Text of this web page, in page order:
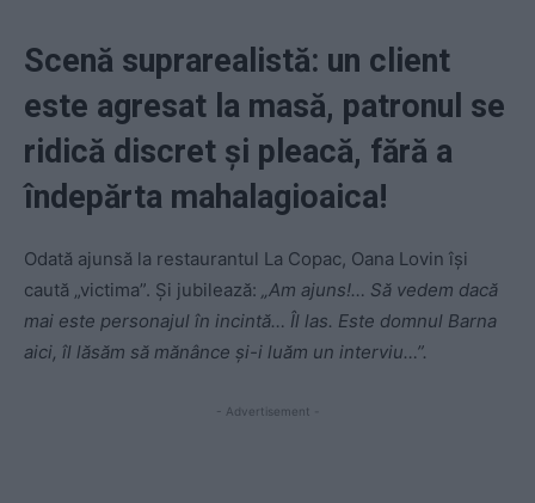
Scenă suprarealistă: un client
este agresat la masă, patronul se
ridică discret și pleacă, fără a
îndepărta mahalagioaica!
Odată ajunsă la restaurantul La Copac, Oana Lovin își
caută „victima”. Și jubilează: „Am ajuns!… Să vedem dacă
mai este personajul în incintă… Îl las. Este domnul Barna
aici, îl lăsăm să mănânce și-i luăm un interviu…”.
- Advertisement -